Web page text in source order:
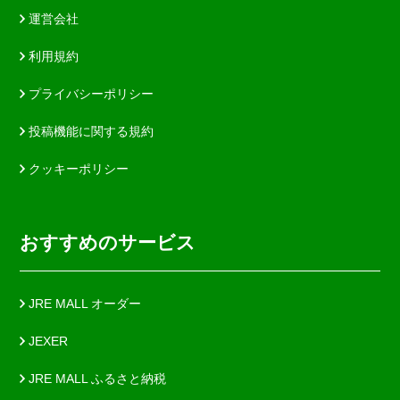
運営会社
利用規約
プライバシーポリシー
投稿機能に関する規約
クッキーポリシー
おすすめのサービス
JRE MALL オーダー
JEXER
JRE MALL ふるさと納税